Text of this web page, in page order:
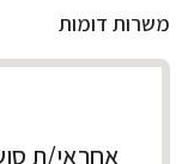
משרות דומות
אחראי/ת